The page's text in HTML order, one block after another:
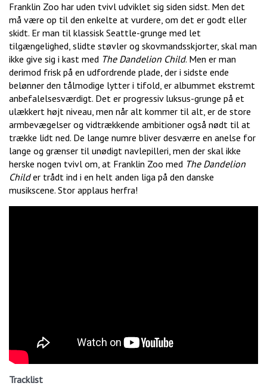
Franklin Zoo har uden tvivl udviklet sig siden sidst. Men det
må være op til den enkelte at vurdere, om det er godt eller
skidt. Er man til klassisk Seattle-grunge med let
tilgængelighed, slidte støvler og skovmandsskjorter, skal man
ikke give sig i kast med The Dandelion Child. Men er man
derimod frisk på en udfordrende plade, der i sidste ende
belønner den tålmodige lytter i tifold, er albummet ekstremt
anbefalelsesværdigt. Det er progressiv luksus-grunge på et
ulækkert højt niveau, men når alt kommer til alt, er de store
armbevægelser og vidtrækkende ambitioner også nødt til at
trække lidt ned. De lange numre bliver desværre en anelse for
lange og grænser til unødigt navlepilleri, men der skal ikke
herske nogen tvivl om, at Franklin Zoo med The Dandelion
Childer trådt ind i en helt anden liga på den danske
musikscene. Stor applaus herfra!
Tracklist